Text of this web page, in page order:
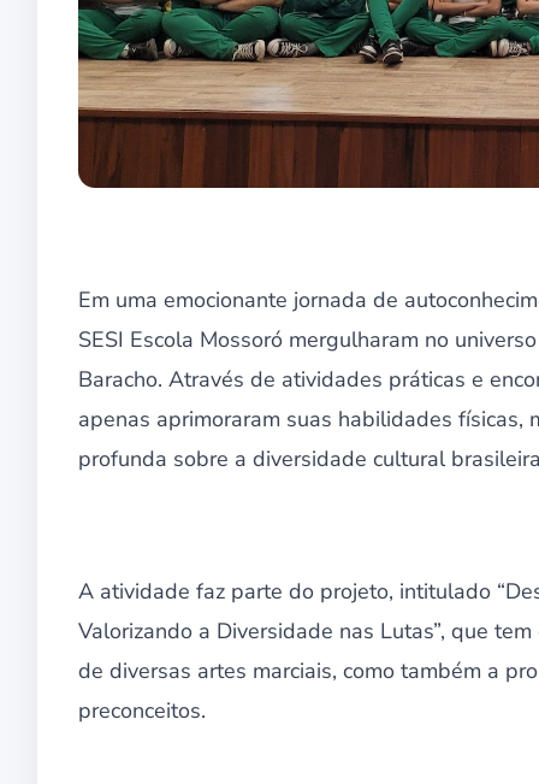
Em uma emocionante jornada de
SESI Escola Mossoró mergulharam no
Baracho. Através de atividades práticas e
apenas aprimoraram suas habilidades físicas,
profunda sobre a diversidade cultural
A atividade faz parte do projeto, intitulado
Valorizando a Diversidade nas Lutas”, que
de diversas artes marciais, como também a
preconceitos.